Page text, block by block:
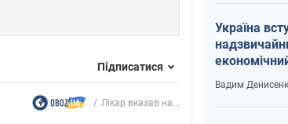
Підписатися
Лікар вказав на...
Україна
світло
Вадим